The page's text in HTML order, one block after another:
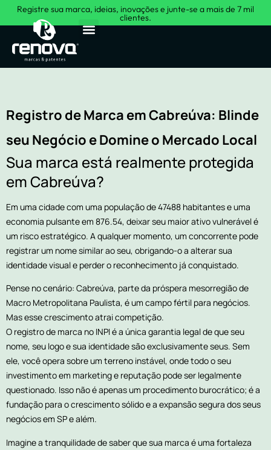
Registre sua marca, ideias, inovações e junte-se a mais de 7 mil
clientes.
Registro de Marca em Cabreúva: Blinde
seu Negócio e Domine o Mercado Local
Sua marca está realmente protegida
em Cabreúva?
Em uma cidade com uma população de 47488 habitantes e uma
economia pulsante em 876.54, deixar seu maior ativo vulnerável é
um risco estratégico. A qualquer momento, um concorrente pode
registrar um nome similar ao seu, obrigando-o a alterar sua
identidade visual e perder o reconhecimento já conquistado.
Pense no cenário: Cabreúva, parte da próspera mesorregião de
Macro Metropolitana Paulista, é um campo fértil para negócios.
Mas esse crescimento atrai competição.
O registro de marca no INPI é a única garantia legal de que seu
nome, seu logo e sua identidade são exclusivamente seus. Sem
ele, você opera sobre um terreno instável, onde todo o seu
investimento em marketing e reputação pode ser legalmente
questionado. Isso não é apenas um procedimento burocrático; é a
fundação para o crescimento sólido e a expansão segura dos seus
negócios em SP e além.
Imagine a tranquilidade de saber que sua marca é uma fortaleza